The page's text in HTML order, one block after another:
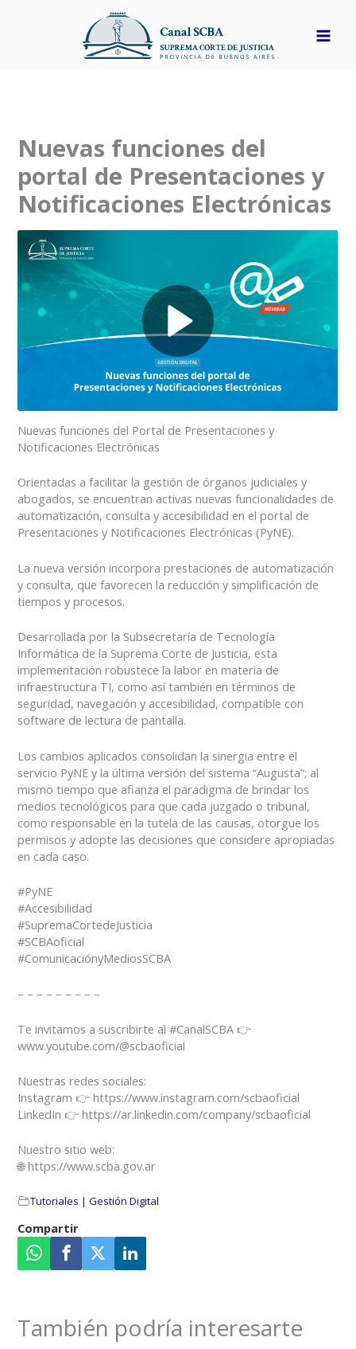
Nuevas funciones del
portal de Presentaciones y
Notificaciones Electrónicas
Nuevas funciones del Portal de Presentaciones y
Notificaciones Electrónicas
Orientadas a facilitar la gestión de órganos judiciales y
abogados, se encuentran activas nuevas funcionalidades de
automatización, consulta y accesibilidad en el portal de
Presentaciones y Notificaciones Electrónicas (PyNE).
La nueva versión incorpora prestaciones de automatización
y consulta, que favorecen la reducción y simplificación de
tiempos y procesos.
Desarrollada por la Subsecretaría de Tecnología
Informática de la Suprema Corte de Justicia, esta
implementación robustece la labor en materia de
infraestructura TI, como así también en términos de
seguridad, navegación y accesibilidad, compatible con
software de lectura de pantalla.
Los cambios aplicados consolidan la sinergia entre el
servicio PyNE y la última versión del sistema “Augusta”; al
mismo tiempo que afianza el paradigma de brindar los
medios tecnológicos para que cada juzgado o tribunal,
como responsable en la tutela de las causas, otorgue los
permisos y adopte las decisiones que considere apropiadas
en cada caso.
#PyNE
#Accesibilidad
#SupremaCortedeJusticia
#SCBAoficial
#ComunicaciónyMediosSCBA
– – – – – – – – –
Te invitamos a suscribirte al #CanalSCBA 👉
www.youtube.com/@scbaoficial
Nuestras redes sociales:
Instagram 👉 https://www.instagram.com/scbaoficial
LinkedIn 👉 https://ar.linkedin.com/company/scbaoficial
Nuestro sitio web:
🌐 https://www.scba.gov.ar
Tutoriales | Gestión Digital